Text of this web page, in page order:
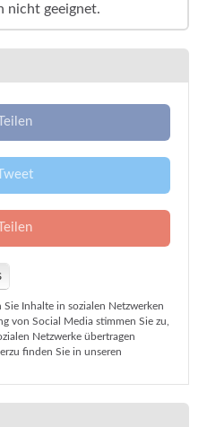
nicht geeignet.
Inhalte in sozialen Netzwerken
von Social Media stimmen Sie zu,
Netzwerke übertragen
finden Sie in unseren